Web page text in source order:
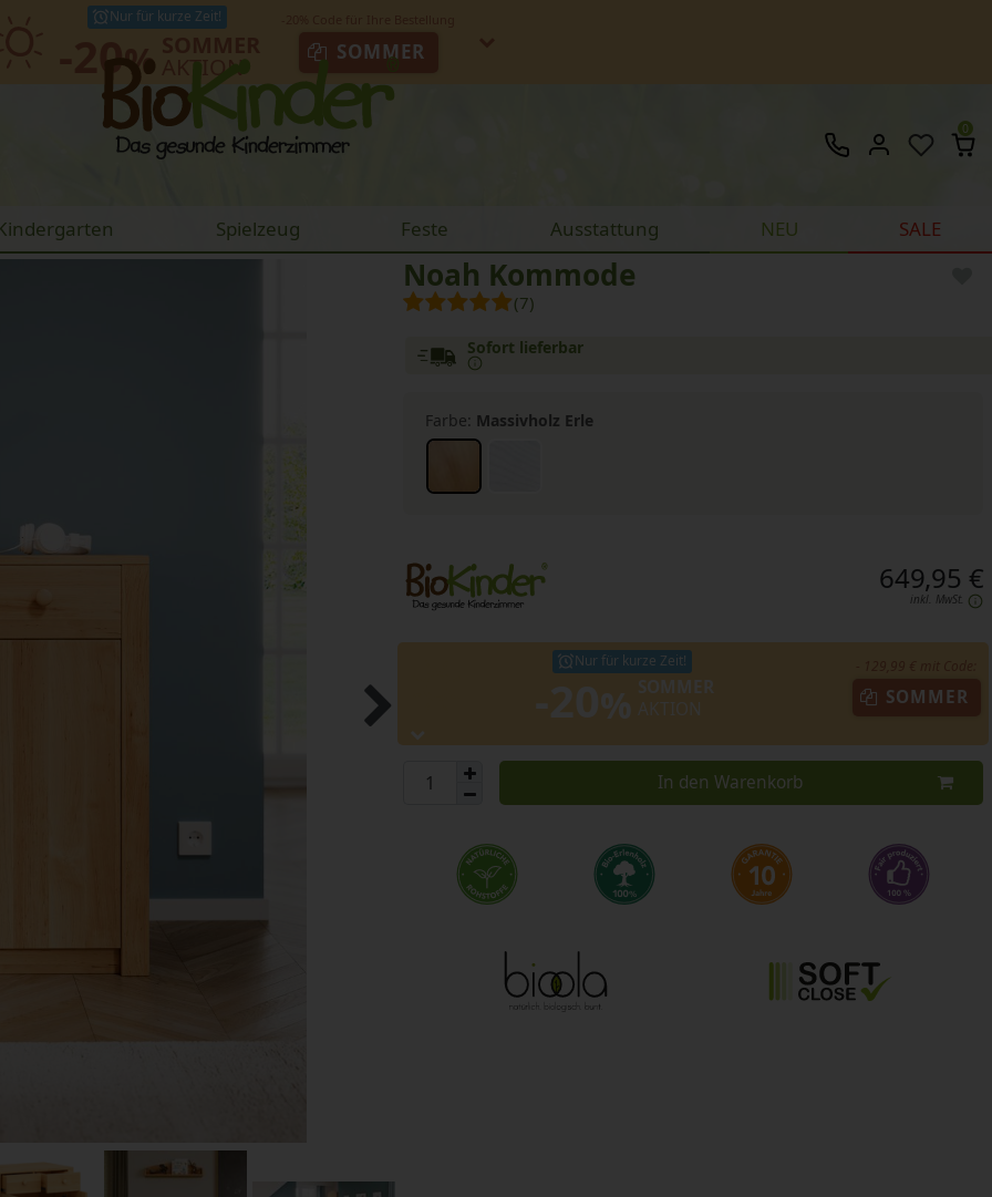
Nur für kurze Zeit!
-20% AKTION
SOMMER
0
Spielzeug Feste Ausstattung NEU SALE
Noah Kommode
(7)
Sofort lieferbar
Farbe: Massivholz Erle
649,95 €
inkl. MwSt.
Nur für kurze Zeit!
SOMMER
In den Warenkorb